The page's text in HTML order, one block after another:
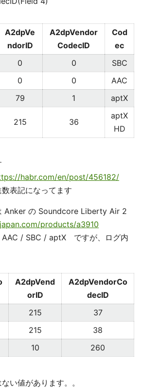
A2dpVe
ndorID
A2dpVendor
CodecID
Cod
ec
0 0
SBC
0 0
AAC
79 1 aptX
215 36
aptX
HD
habr.com/en/post/456182/
表記になってます
Anker の Soundcore Liberty Air 2
products/a3910
/ SBC / aptX ですが、ログ内
A2dpVend
orID
A2dpVendorCo
decID
215
37
215
38
10 260
い値があります。。